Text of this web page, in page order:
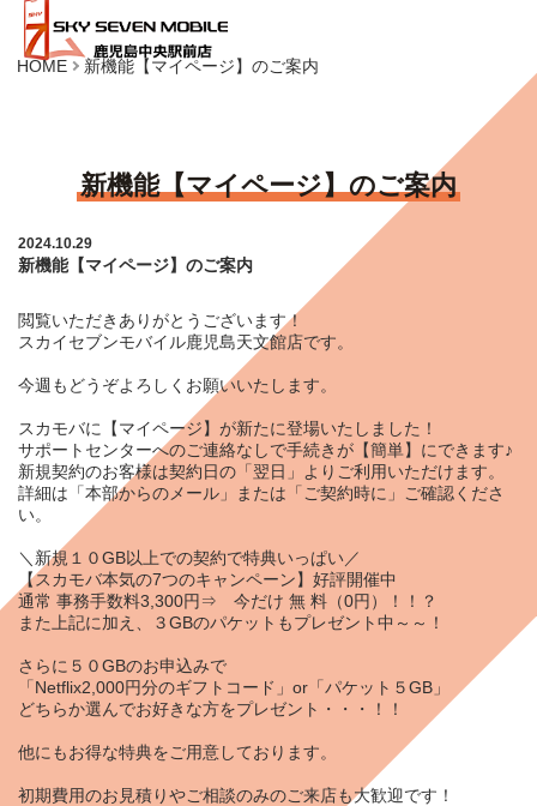
HOME 新機能【マイページ】のご案内
新機能【マイページ】のご案内
2024.10.29
新機能【マイページ】のご案内
閲覧いただきありがとうございます！
スカイセブンモバイル鹿児島天文館店です。
今週もどうぞよろしくお願いいたします。
スカモバに【マイページ】が新たに登場いたしました！
サポートセンターへのご連絡なしで手続きが【簡単】にできます♪
新規契約のお客様は契約日の「翌日」よりご利用いただけます。
詳細は「本部からのメール」または「ご契約時に」ご確認くださ
い。
＼新規１０GB以上での契約で特典いっぱい／
【スカモバ本気の7つのキャンペーン】好評開催中
通常 事務手数料3,300円⇒ 今だけ 無 料（0円）！！？
また上記に加え、３GBのパケットもプレゼント中～～！
さらに５０GBのお申込みで
「Netflix2,000円分のギフトコード」or「パケット５GB」
どちらか選んでお好きな方をプレゼント・・・！！
他にもお得な特典をご用意しております。
初期費用のお見積りやご相談のみのご来店も大歓迎です！